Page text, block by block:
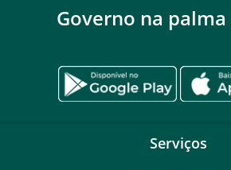
Governo na
Serviços